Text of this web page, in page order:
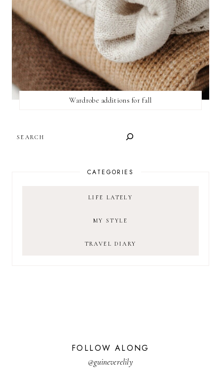
Wardrobe additions for fall
CATEGORIES
LIFE LATELY
MY STYLE
TRAVEL DIARY
FOLLOW ALONG
@guineverelily